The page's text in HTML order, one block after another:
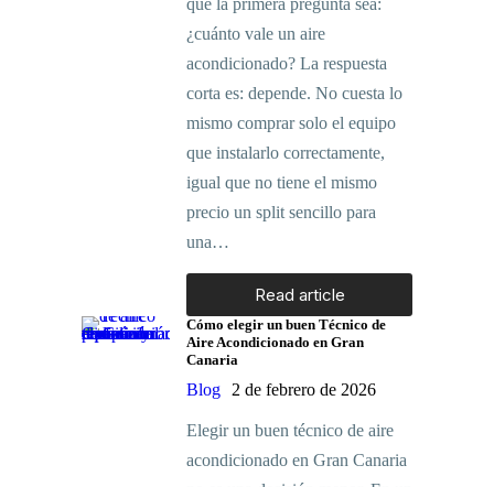
que la primera pregunta sea:
¿cuánto vale un aire
acondicionado? La respuesta
corta es: depende. No cuesta lo
mismo comprar solo el equipo
que instalarlo correctamente,
igual que no tiene el mismo
precio un split sencillo para
una…
Read article
Cómo elegir un buen Técnico de
Aire Acondicionado en Gran
Canaria
Blog 2 de febrero de 2026
Elegir un buen técnico de aire
acondicionado en Gran Canaria